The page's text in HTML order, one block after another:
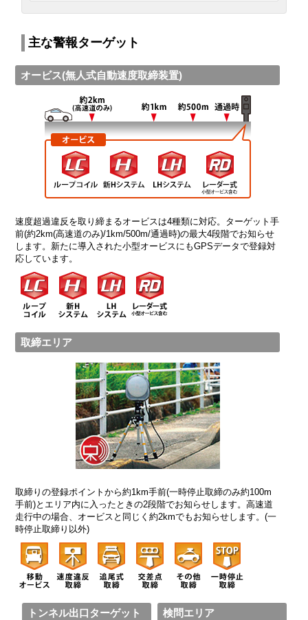
主な警報ターゲット
オービス(無人式自動速度取締装置)
速度超過違反を取り締まるオービスは4種類に対応。ターゲット手
前(約2km(高速道のみ)/1km/500m/通過時)の最大4段階でお知らせ
します。新たに導入された小型オービスにもGPSデータで登録対
応しています。
取締エリア
取締りの登録ポイントから約1km手前(一時停止取締のみ約100m
手前)とエリア内に入ったときの2段階でお知らせします。高速道
走行中の場合、オービスと同じく約2kmでもお知らせします。(一
時停止取締り以外)
トンネル出口ターゲット
検問エリア